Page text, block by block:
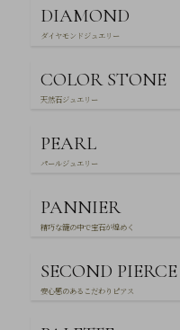
DIAMOND
ダイヤモンドジュエリー
COLOR STONE
天然石ジュエリー
PEARL
パールジュエリー
PANNIER
精巧な籠の中で宝石が煌めく
SECOND PIERCE
安心感のあるこだわりピアス
ド
Q&A
LIST
社
概
要